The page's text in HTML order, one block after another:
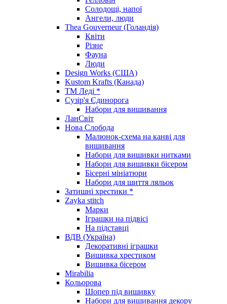
Солодощі, напої
Ангели, люди
Thea Gouverneur (Голандія)
Квіти
Різне
Фауна
Люди
Design Works (США)
Kustom Krafts (Канада)
ТМ Леді *
Сузір'я Єдинорога
Набори для вишивання
ЛанСвіт
Нова Слобода
Малюнок-схема на канві для
вишивання
Набори для вишивки нитками
Набори для вишивки бісером
Бісерні мініатюри
Набори для шиття ляльок
Затишні хрестики *
Zayka stitch
Марки
Іграшки на підвісі
На підставці
ВДВ (Україна)
Декоративні іграшки
Вишивка хрестиком
Вишивка бісером
Mirabilia
Кольорова
Шопер під вишивку
Набори для вишивання декору